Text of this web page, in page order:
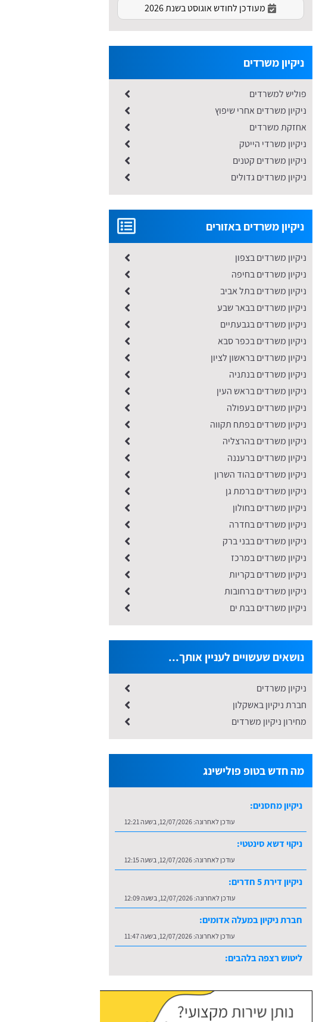
מעודכן לחודש אוגוסט בשנת 2026
ניקיון משרדים
פוליש למשרדים
ניקיון משרדים אחרי שיפוץ
אחזקת משרדים
ניקיון משרדי הייטק
ניקיון משרדים קטנים
ניקיון משרדים גדולים
ניקיון משרדים באזורים
ניקיון משרדים בצפון
ניקיון משרדים בחיפה
ניקיון משרדים בתל אביב
​ניקיון משרדים בבאר שבע
ניקיון משרדים בגבעתיים
ניקיון משרדים בכפר סבא
​ניקיון משרדים בראשון לציון
ניקיון משרדים בנתניה
ניקיון משרדים בראש העין
ניקיון משרדים בעפולה
ניקיון משרדים בפתח תקווה
ניקיון משרדים בהרצליה
ניקיון משרדים ברעננה
ניקיון משרדים בהוד השרון
ניקיון משרדים ברמת גן
ניקיון משרדים בחולון
ניקיון משרדים בחדרה
ניקיון משרדים בבני ברק
ניקיון משרדים במרכז
ניקיון משרדים בקריות
ניקיון משרדים ברחובות
​ניקיון משרדים בבת ים
נושאים שעשויים לעניין אותך...
ניקיון משרדים
חברת ניקיון באשקלון
מחירון ניקיון משרדים
מה חדש בטופ פולישינג
ניקיון מחסנים:
עודכן לאחרונה:12/07/2026, בשעה 12:21
ניקוי דשא סינטטי:
עודכן לאחרונה:12/07/2026, בשעה 12:15
ניקיון דירת 5 חדרים:
עודכן לאחרונה:12/07/2026, בשעה 12:09
חברת ניקיון במעלה אדומים:
עודכן לאחרונה:12/07/2026, בשעה 11:47
ליטוש רצפה בלהבים:
עודכן לאחרונה:16/07/2026, בשעה 10:36